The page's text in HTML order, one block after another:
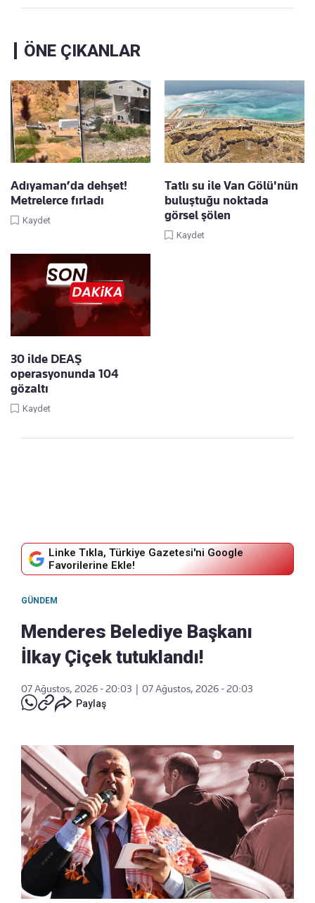
ÖNE ÇIKANLAR
Adıyaman’da dehşet!
Metrelerce fırladı
Kaydet
Tatlı su ile Van Gölü'nün
buluştuğu noktada
görsel şölen
Kaydet
30 ilde DEAŞ
operasyonunda 104
gözaltı
Kaydet
Linke Tıkla, Türkiye Gazetesi'ni Google
Favorilerine Ekle!
GÜNDEM
Menderes Belediye Başkanı
İlkay Çiçek tutuklandı!
07 Ağustos, 2026 - 20:03 | 07 Ağustos, 2026 - 20:03
Paylaş